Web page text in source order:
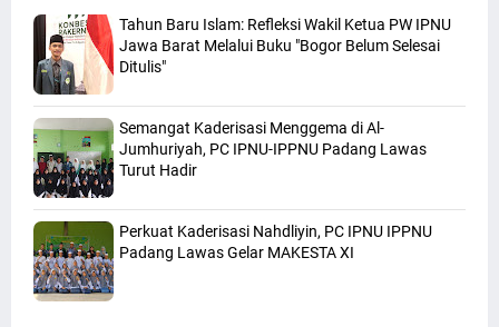
Tahun Baru Islam: Refleksi Wakil Ketua PW IPNU
Jawa Barat Melalui Buku "Bogor Belum Selesai
Ditulis"
Semangat Kaderisasi Menggema di Al-
Jumhuriyah, PC IPNU-IPPNU Padang Lawas
Turut Hadir
Perkuat Kaderisasi Nahdliyin, PC IPNU IPPNU
Padang Lawas Gelar MAKESTA XI